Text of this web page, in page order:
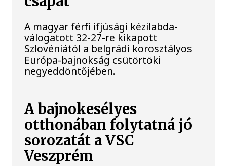
A magyar férfi ifjúsági kézilabda-
válogatott 32-27-re kikapott
Szlovéniától a belgrádi korosztályos
Európa-bajnokság csütörtöki
negyeddöntőjében.
A bajnokesélyes
otthonában folytatná jó
sorozatát a VSC
Veszprém